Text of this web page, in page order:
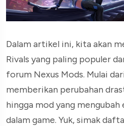
Dalam artikel ini, kita akan
Rivals yang paling populer
forum Nexus Mods. Mulai
memberikan perubahan
hingga mod yang
dalam game. Yuk, simak